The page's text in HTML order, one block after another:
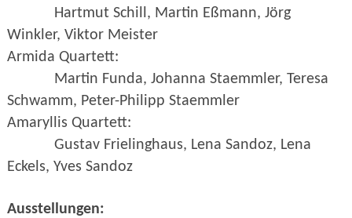
Hartmut Schill, Martin Eßmann, Jörg
Winkler, Viktor Meister
Armida Quartett:
Martin Funda, Johanna Staemmler, Teresa
Schwamm, Peter-Philipp Staemmler
Amaryllis Quartett:
Gustav Frielinghaus, Lena Sandoz, Lena
Eckels, Yves Sandoz
Ausstellungen: